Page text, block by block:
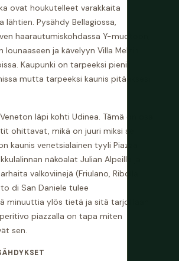
ovat houkutelleet varakkaita
lähtien. Pysähdy Bellagiossa,
haarautumiskohdassa Y-muotoon,
lounaaseen ja kävelyyn Villa Melzin
Kaupunki on tarpeeksi pieni
mutta tarpeeksi kaunis pitääksesi
läpi kohti Udinea. Tämä on osa
ohittavat, mikä on juuri miksi se
kaunis venetsialainen tyyli Piazza
näköalat Julian Alpeille ja
valkoviinejä (Friulano, Ribolla
di San Daniele tulee
minuuttia ylös tietä ja sitä tarjoillaan
piazzalla on tapa miten
sen.